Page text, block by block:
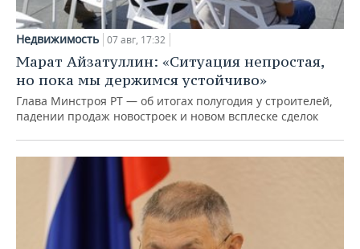
Недвижимость 07 авг, 17:32
Марат Айзатуллин: «Ситуация непростая,
но пока мы держимся устойчиво»
Глава Минстроя РТ — об итогах полугодия у строителей,
падении продаж новостроек и новом всплеске сделок